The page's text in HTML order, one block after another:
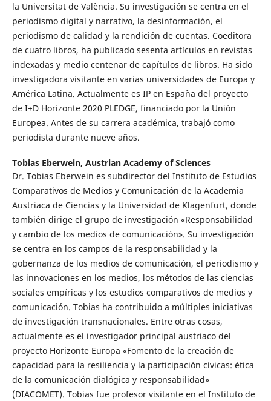
la Universitat de València. Su investigación se centra en el
periodismo digital y narrativo, la desinformación, el
periodismo de calidad y la rendición de cuentas. Coeditora
de cuatro libros, ha publicado sesenta artículos en revistas
indexadas y medio centenar de capítulos de libros. Ha sido
investigadora visitante en varias universidades de Europa y
América Latina. Actualmente es IP en España del proyecto
de I+D Horizonte 2020 PLEDGE, financiado por la Unión
Europea. Antes de su carrera académica, trabajó como
periodista durante nueve años.
Tobias Eberwein, Austrian Academy of Sciences
Dr. Tobias Eberwein es subdirector del Instituto de Estudios
Comparativos de Medios y Comunicación de la Academia
Austriaca de Ciencias y la Universidad de Klagenfurt, donde
también dirige el grupo de investigación «Responsabilidad
y cambio de los medios de comunicación». Su investigación
se centra en los campos de la responsabilidad y la
gobernanza de los medios de comunicación, el periodismo y
las innovaciones en los medios, los métodos de las ciencias
sociales empíricas y los estudios comparativos de medios y
comunicación. Tobias ha contribuido a múltiples iniciativas
de investigación transnacionales. Entre otras cosas,
actualmente es el investigador principal austriaco del
proyecto Horizonte Europa «Fomento de la creación de
capacidad para la resiliencia y la participación cívicas: ética
de la comunicación dialógica y responsabilidad»
(DIACOMET). Tobias fue profesor visitante en el Instituto de